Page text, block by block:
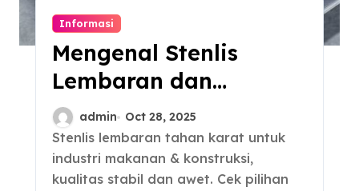
Informasi
Mengenal Stenlis
Lembaran dan
Komposisinya
admin Oct 28, 2025
Stenlis lembaran tahan karat untuk
industri makanan & konstruksi,
kualitas stabil dan awet. Cek pilihan